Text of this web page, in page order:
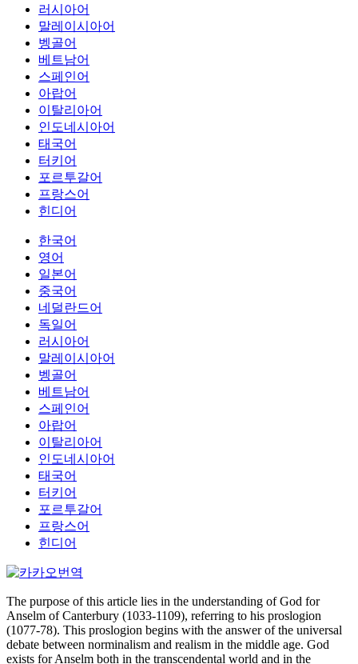
러시아어
말레이시아어
벵골어
베트남어
스페인어
아랍어
이탈리아어
인도네시아어
태국어
터키어
포르투갈어
프랑스어
힌디어
한국어
영어
일본어
중국어
네덜란드어
독일어
러시아어
말레이시아어
벵골어
베트남어
스페인어
아랍어
이탈리아어
인도네시아어
태국어
터키어
포르투갈어
프랑스어
힌디어
The purpose of this article lies in the understanding of God for
Anselm of Canterbury (1033-1109), referring to his proslogion
(1077-78). This proslogion begins with the answer of the universal
debate between norminalism and realism in the middle age. God
exists for Anselm both in the transcendental world and in the